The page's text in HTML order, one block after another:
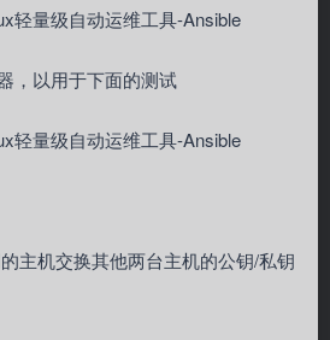
，以用于下面的测试
主机交换其他两台主机的公钥/私钥